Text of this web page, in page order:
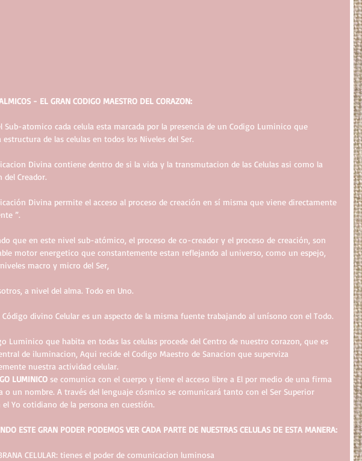
- EL GRAN CODIGO MAESTRO DEL CORAZON:
Sub-atomico cada celula esta marcada por la presencia de un Codigo Luminico que
estructura de las celulas en todos los Niveles del Ser.
Divina contiene dentro de si la vida y la transmutacion de las Celulas asi como la
del Creador.
Divina permite el acceso al proceso de creación en sí misma que viene directamente
”.
que en este nivel sub-atómico, el proceso de co-creador y el proceso de creación, son
motor energetico que constantemente estan reflejando al universo, como un espejo,
macro y micro del Ser,
a nivel del alma. Todo en Uno.
Código divino Celular es un aspecto de la misma fuente trabajando al unísono con el Todo.
Luminico que habita en todas las celulas procede del Centro de nuestro corazon, que es
de iluminacion, Aqui recide el Codigo Maestro de Sanacion que superviza
nuestra actividad celular.
LUMINICO se comunica con el cuerpo y tiene el acceso libre a El por medio de una firma
o un nombre. A través del lenguaje cósmico se comunicará tanto con el Ser Superior
Yo cotidiano de la persona en cuestión.
ESTE GRAN PODER PODEMOS VER CADA PARTE DE NUESTRAS CELULAS DE ESTA MANERA:
CELULAR: tienes el poder de comunicacion luminosa